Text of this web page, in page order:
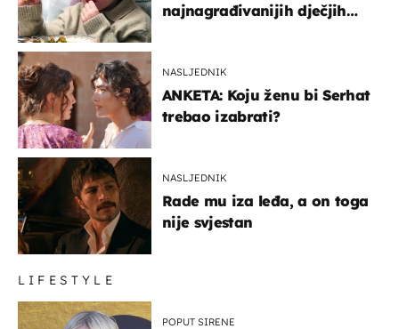
najnagrađivanijih dječjih
NASLJEDNIK
ANKETA: Koju ženu bi Serhat
trebao izabrati?
NASLJEDNIK
Rade mu iza leđa, a on toga
nije svjestan
LIFESTYLE
POPUT SIRENE